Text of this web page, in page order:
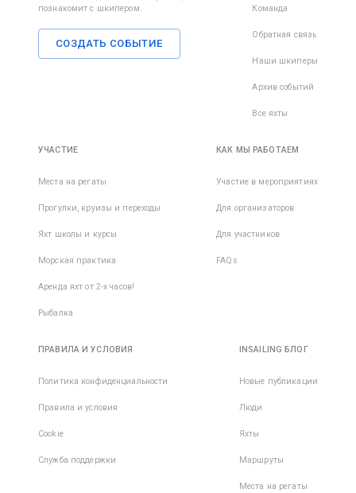
познакомит с шкипером.
СОЗДАТЬ СОБЫТИЕ
Команда
Обратная связь
Наши шкиперы
Архив событий
Все яхты
УЧАСТИЕ
Места на регаты
Прогулки, круизы и переходы
Яхт школы и курсы
Морская практика
Аренда яхт от 2-х часов!
Рыбалка
КАК МЫ РАБОТАЕМ
Участие в мероприятиях
Для организаторов
Для участников
FAQs
ПРАВИЛА И УСЛОВИЯ
Политика конфиденциальности
Правила и условия
Cookie
Служба поддержки
INSAILING БЛОГ
Новые публикации
Люди
Яхты
Маршруты
Места на регаты